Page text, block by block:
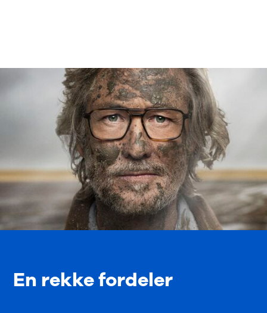
En rekke fordeler